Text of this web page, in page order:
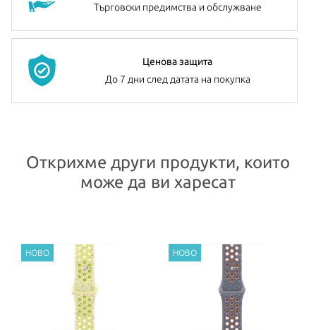
Търговски предимства и обслужване
Ценова защита
До 7 дни след датата на покупка
Открихме други продукти, които
може да ви харесат